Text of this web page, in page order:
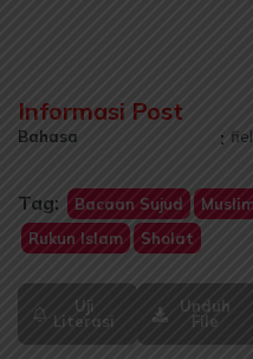
Informasi Post
Bahasa :
Tag: Bacaan Sujud
Rukun Islam
Sholat
Uji
Literasi
Unduh
File